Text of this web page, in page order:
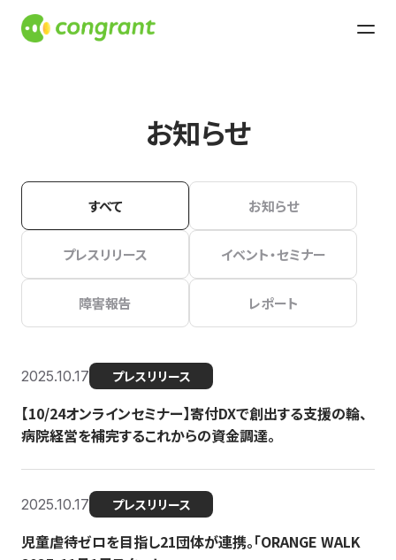
お知らせ
すべて お知らせ
プレスリリース イベント・セミナー
障害報告 レポート
2025.10.17 プレスリリース
【10/24オンラインセミナー】寄付DXで創出する支援の輪、
病院経営を補完するこれからの資金調達。
2025.10.17 プレスリリース
児童虐待ゼロを目指し21団体が連携。「ORANGE WALK